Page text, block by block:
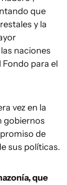
que
y la
naciones
para el
vez en la
gobiernos
de
sus políticas.
que